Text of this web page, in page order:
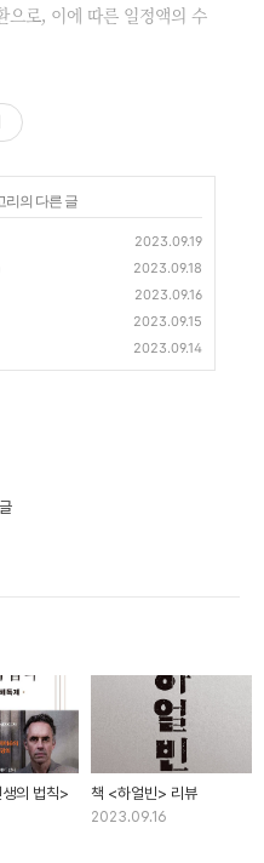
으로, 이에 따른 일정액의 수
리의 다른 글
2023.09.19
2023.09.18
2023.09.16
2023.09.15
2023.09.14
의 법칙>
책 <하얼빈> 리뷰
2023.09.16